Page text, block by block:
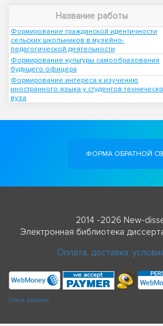
Название работы
Формирование гражданской идентичности
сельских школьников в музейно-
педагогической деятельности
Формирование культуры самообразования
будущего офицера
Формирование интереса к изучению
иностранного языка у студентов
вуза
ФОРМА ОБРАТНОЙ
2014 -2026 New-
Электронная библиотека
Оплата, доставка,
Check passport